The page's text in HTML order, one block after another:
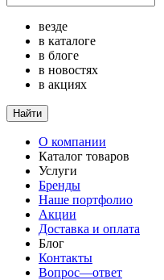
везде
в каталоге
в блоге
в новостях
в акциях
Найти
О компании
Каталог товаров
Услуги
Бренды
Наше портфолио
Акции
Доставка и оплата
Блог
Контакты
Вопрос—ответ